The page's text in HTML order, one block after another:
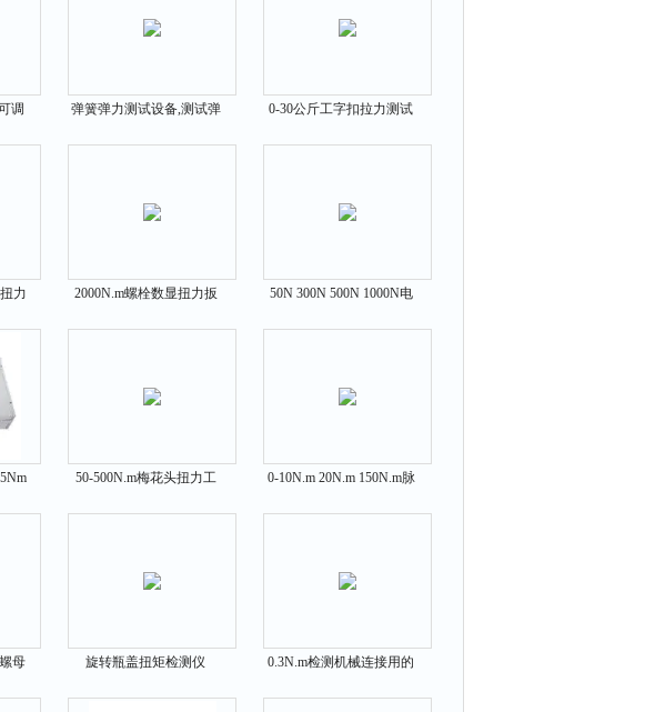
调
弹簧弹力测试设备,测试弹
0-30公斤工字扣拉力测试
力
2000N.m螺栓数显扭力扳
50N 300N 500N 1000N电
50-500N.m梅花头扭力工
0-10N.m 20N.m 150N.m脉
母
旋转瓶盖扭矩检测仪
0.3N.m检测机械连接用的